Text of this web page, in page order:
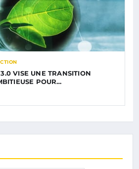
VISE UNE TRANSITION
POUR…